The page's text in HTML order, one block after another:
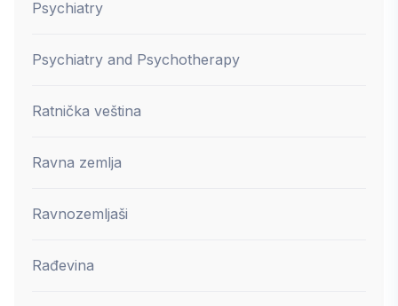
Psychiatry
Psychiatry and Psychotherapy
Ratnička veština
Ravna zemlja
Ravnozemljaši
Rađevina